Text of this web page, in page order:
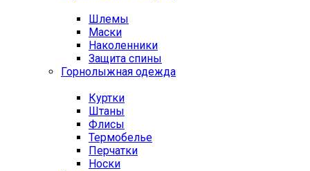
Шлемы
Маски
Наколенники
Защита спины
Горнолыжная одежда
Куртки
Штаны
Флисы
Термобелье
Перчатки
Носки